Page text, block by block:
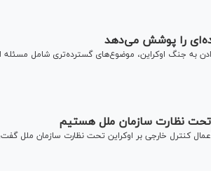
را پوشش می‌دهد
به جنگ اوکراین، موضوع‌های گسترده‌تری شامل مسئله
تحت نظارت سازمان ملل هستیم
کنترل خارجی بر اوکراین تحت نظارت سازمان ملل